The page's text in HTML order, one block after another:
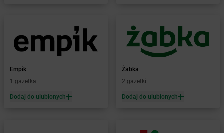
Bielsk Podlaski
Żabka Bielsko
Żabka Bielsko-Biała
Żabka
Żabka Bieruń
Żabka Bieżuń
Empik
1 gazetka
Dodaj do ulubionych
Żabka
2 gazetki
Dodaj do ulubionych